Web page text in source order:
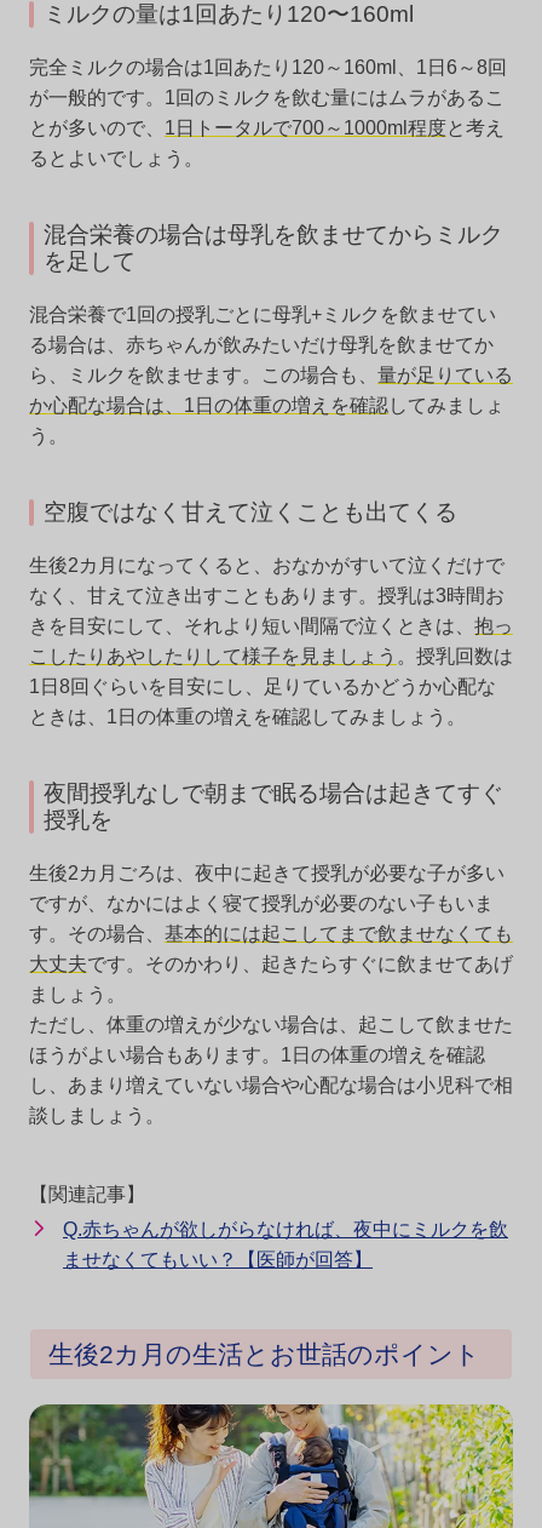
ミルクの量は1回あたり120〜160ml
完全ミルクの場合は1回あたり120～160ml、1日6～8回
が一般的です。1回のミルクを飲む量にはムラがあるこ
とが多いので、 1日トータルで700～1000ml程度と考え
るとよいでしょう。
混合栄養の場合は母乳を飲ませてからミルク
を足して
混合栄養で1回の授乳ごとに母乳+ミルクを飲ませてい
る場合は、赤ちゃんが飲みたいだけ母乳を飲ませてか
ら、ミルクを飲ませます。この場合も、 量が足りている
か心配な場合は、1日の体重の増えを確認してみましょ
う。
空腹ではなく甘えて泣くことも出てくる
生後2カ月になってくると、おなかがすいて泣くだけで
なく、甘えて泣き出すこともあります。授乳は3時間お
きを目安にして、それより短い間隔で泣くときは、 抱っ
こしたりあやしたりして様子を見ましょう 。授乳回数は
1日8回ぐらいを目安にし、足りているかどうか心配な
ときは、1日の体重の増えを確認してみましょう。
夜間授乳なしで朝まで眠る場合は起きてすぐ
授乳を
生後2カ月ごろは、夜中に起きて授乳が必要な子が多い
ですが、なかにはよく寝て授乳が必要のない子もいま
す。その場合、 基本的には起こしてまで飲ませなくても
大丈夫です。そのかわり、起きたらすぐに飲ませてあげ
ましょう。
ただし、体重の増えが少ない場合は、起こして飲ませた
ほうがよい場合もあります。1日の体重の増えを確認
し、あまり増えていない場合や心配な場合は小児科で相
談しましょう。
【関連記事】
Q.赤ちゃんが欲しがらなければ、夜中にミルクを飲
ませなくてもいい？【医師が回答】
生後2カ月の生活とお世話のポイント